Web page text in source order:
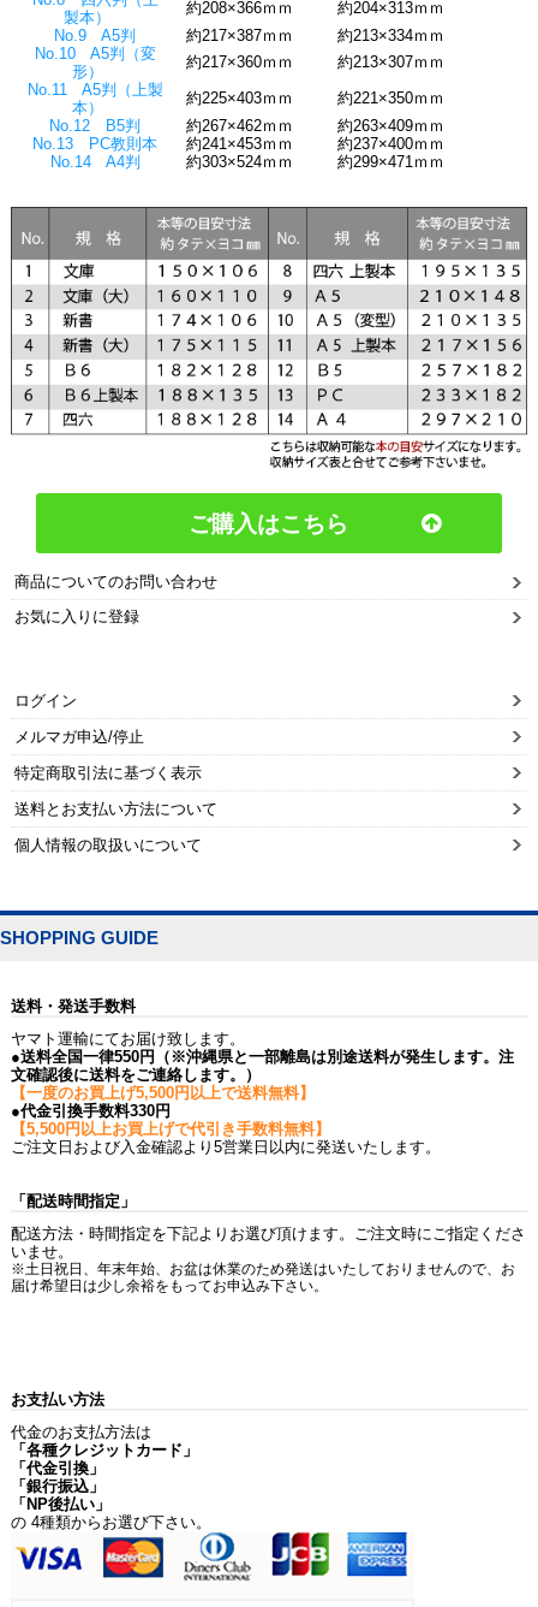
製本）
約208×366ｍｍ
約204×313ｍｍ
No.9 A5判
約217×387ｍｍ
約213×334ｍｍ
No.10 A5判（変
形）
約217×360ｍｍ
約213×307ｍｍ
No.11 A5判（上製
本）
約225×403ｍｍ
約221×350ｍｍ
No.12 B5判
約267×462ｍｍ
約263×409ｍｍ
No.13 PC教則本
約241×453ｍｍ
約237×400ｍｍ
No.14 A4判
約303×524ｍｍ 約299×471ｍｍ
ご購入はこちら
商品についてのお問い合わせ
お気に入りに登録
ログイン
メルマガ申込/停止
特定商取引法に基づく表示
送料とお支払い方法について
個人情報の取扱いについて
SHOPPING GUIDE
送料・発送手数料
ヤマト運輸にてお届け致します。
●送料全国一律550円（※沖縄県と一部離島は別途送料が発生します。注
文確認後に送料をご連絡します。）
【一度のお買上げ5,500円以上で送料無料】
●代金引換手数料330円
【5,500円以上お買上げで代引き手数料無料】
ご注文日および入金確認より5営業日以内に発送いたします。
「配送時間指定」
配送方法・時間指定を下記よりお選び頂けます。ご注文時にご指定くださ
いませ。
※土日祝日、年末年始、お盆は休業のため発送はいたしておりませんので、お
届け希望日は少し余裕をもってお申込み下さい。
お支払い方法
代金のお支払方法は
「各種クレジットカード」
「代金引換」
「銀行振込」
「NP後払い」
の 4種類からお選び下さい。